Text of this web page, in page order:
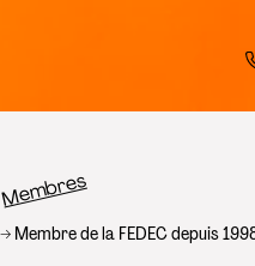
Fil d’Ariane
Membres
Membre de la FEDEC depuis